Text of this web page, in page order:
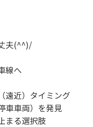
夫(^^)/
線へ
遠近）タイミング
車車両）を発見
まる選択肢